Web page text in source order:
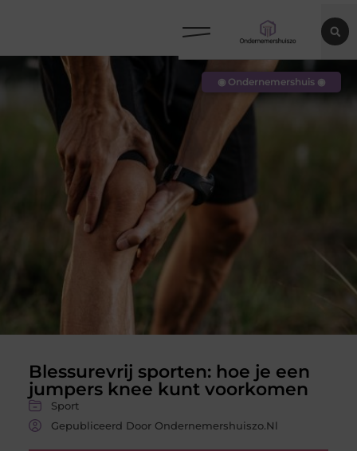
Blessurevrij sporten: hoe je een
jumpers knee kunt voorkomen
Sport
Gepubliceerd Door Ondernemershuiszo.nl
◉ Ondernemershuis ◉